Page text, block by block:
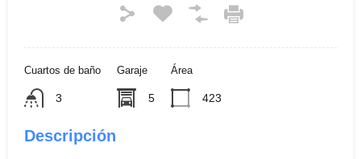
Cuartos de baño
3
Garaje
5
Área
423
Descripción